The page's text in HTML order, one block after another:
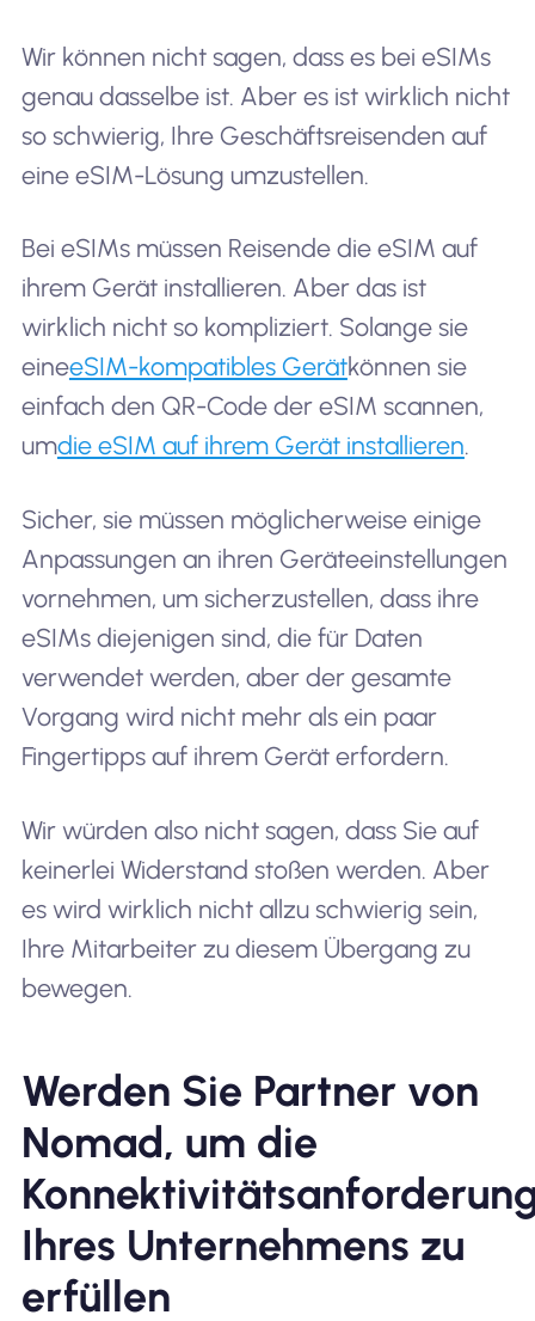
Wir können nicht sagen, dass es bei eSIMs
genau dasselbe ist. Aber es ist wirklich nicht
so schwierig, Ihre Geschäftsreisenden auf
eine eSIM-Lösung umzustellen.
Bei eSIMs müssen Reisende die eSIM auf
ihrem Gerät installieren. Aber das ist
wirklich nicht so kompliziert. Solange sie
eineeSIM-kompatibles Gerätkönnen sie
einfach den QR-Code der eSIM scannen,
umdie eSIM auf ihrem Gerät installieren.
Sicher, sie müssen möglicherweise einige
Anpassungen an ihren Geräteeinstellungen
vornehmen, um sicherzustellen, dass ihre
eSIMs diejenigen sind, die für Daten
verwendet werden, aber der gesamte
Vorgang wird nicht mehr als ein paar
Fingertipps auf ihrem Gerät erfordern.
Wir würden also nicht sagen, dass Sie auf
keinerlei Widerstand stoßen werden. Aber
es wird wirklich nicht allzu schwierig sein,
Ihre Mitarbeiter zu diesem Übergang zu
bewegen.
Werden Sie Partner von
Nomad, um die
Ihres Unternehmens zu
erfüllen